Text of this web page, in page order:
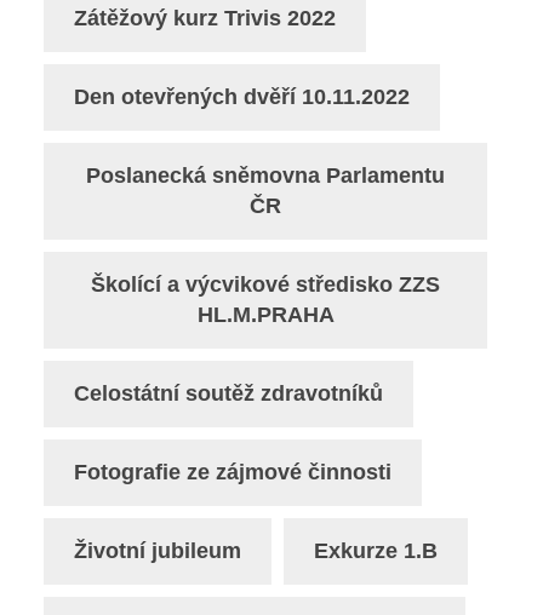
Zátěžový kurz Trivis 2022
Den otevřených dvěří 10.11.2022
Poslanecká sněmovna Parlamentu
ČR
Školící a výcvikové středisko ZZS
HL.M.PRAHA
Celostátní soutěž zdravotníků
Fotografie ze zájmové činnosti
Životní jubileum Exkurze 1.B